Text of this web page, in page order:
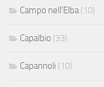
Campo nell'Elba (10)
Capalbio (33)
Capannoli (10)